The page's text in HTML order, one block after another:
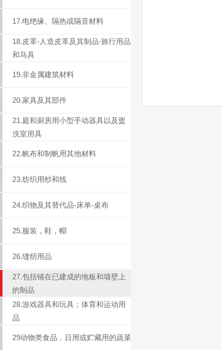
17.电绝缘、隔热或隔音材料
18.皮革-人造皮革及其制品-旅行用品
和马具
19.非金属建筑材料
20.家具及其部件
21.庭和厨房用小型手动器具以及盥
洗室用具
22.帆布和制帆用其他材料
23.纺织用纱和线
24.织物及其替代品-床单-桌布
25.服装，鞋，帽
26.缝纫用品
27.包括铺在已建成的地板和墙壁上
的制品
28.游戏器具和玩具；体育和运动用
品
29动物类食品，日用或贮藏用的蔬菜